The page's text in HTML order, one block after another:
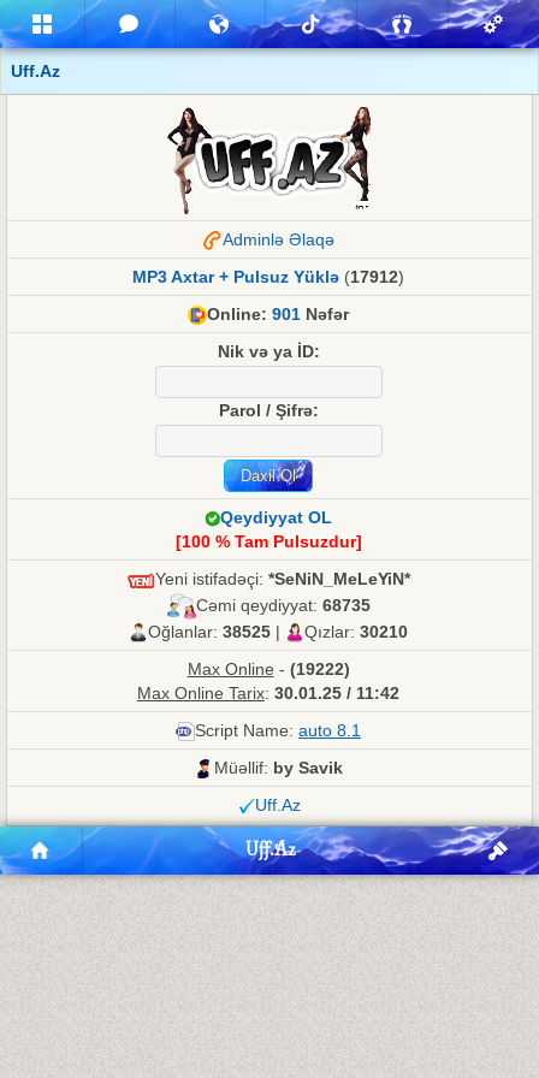
Uff.Az
Adminlə Əlaqə
MP3 Axtar + Pulsuz Yüklə (17912)
Online: 901 Nəfər
Nik və ya İD:
Parol / Şifrə:
Qeydiyyat OL
[100 % Tam Pulsuzdur]
Yeni istifadəçi: *SeNiN_MeLeYiN*
Cəmi qeydiyyat: 68735
Oğlanlar: 38525 Qızlar: 30210
Max Online - (19222)
Max Online Tarix: 30.01.25 / 11:42
Script Name: auto 8.1
Müəllif: by Savik
Uff.Az
Uff.Az